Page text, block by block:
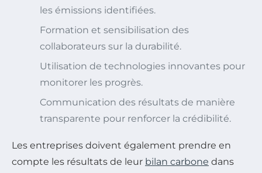
les émissions identifiées.
Formation et sensibilisation des
collaborateurs sur la durabilité.
Utilisation de technologies innovantes pour
monitorer les progrès.
Communication des résultats de manière
transparente pour renforcer la crédibilité.
Les entreprises doivent également prendre en
compte les résultats de leur bilan carbone dans